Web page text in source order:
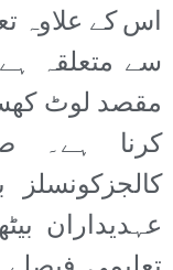
اس کے علاوہ
سے متعلقہ
مقصد لوٹ
کرنا ہے۔
عہدیداران